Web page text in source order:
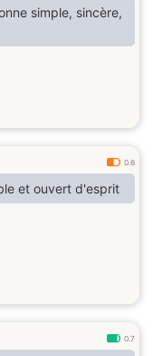
simple, sincère,
0.6
et ouvert d'esprit
0.7